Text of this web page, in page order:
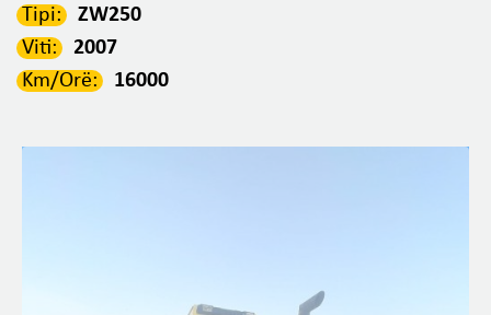
Tipi:
ZW250
Viti:
2007
Km/Orë:
16000